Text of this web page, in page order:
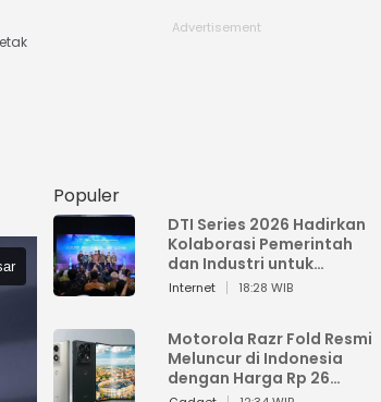
Populer
DTI Series 2026 Hadirkan
Kolaborasi Pemerintah
dan Industri untuk
Percepatan
Internet 18:28 WIB
Motorola Razr Fold Resmi
Meluncur di Indonesia
dengan Harga Rp 26
Jutaan